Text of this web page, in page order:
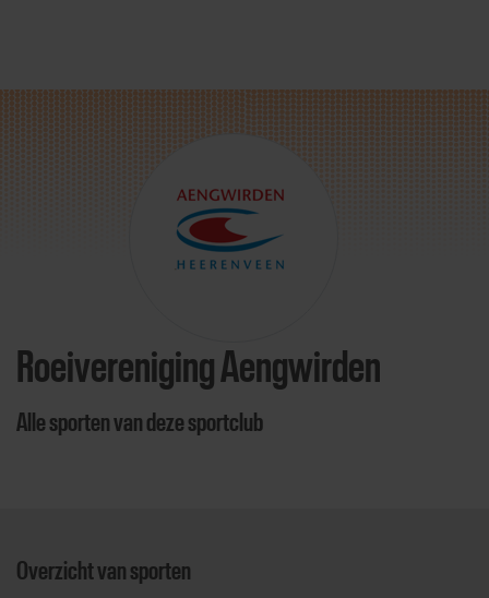
Roeivereniging Aengwirden
Alle sporten van deze sportclub
Overzicht van sporten